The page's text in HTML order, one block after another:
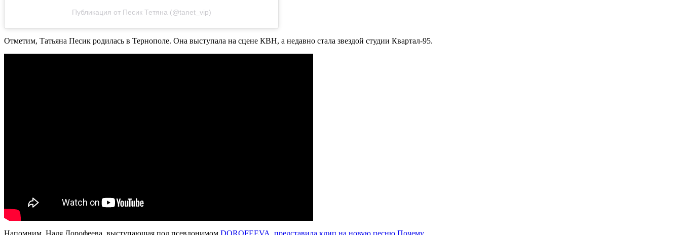
Публикация от Песик Тетяна (@tanet_vip)
Отметим, Татьяна Песик родилась в Тернополе. Она выступала на сцене КВН, а недавно стала звездой студии Квартал-95.
Напомним, Надя Дорофеева, выступающая под псевдонимом DOROFEEVA, представила клип на новую песню Почему.